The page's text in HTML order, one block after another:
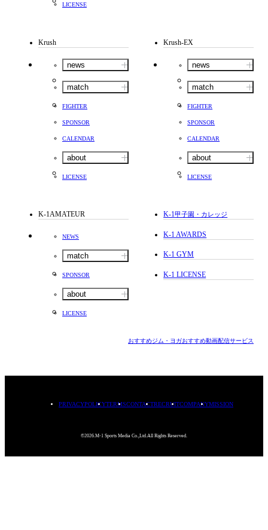
LICENSE
Krush
news
match
FIGHTER
SPONSOR
CALENDAR
about
LICENSE
Krush-EX
news
match
FIGHTER
SPONSOR
CALENDAR
about
LICENSE
K-1AMATEUR
NEWS
match
SPONSOR
about
LICENSE
K-1甲子園・カレッジ
K-1 AWARDS
K-1 GYM
K-1 LICENSE
おすすめジム・ヨガおすすめ動画配信サービス
PRIVACYPOLICYTERMSCONTACTRECRUITCOMPANYMISSION
©2026.M-1 Sports Media Co.,Ltd.All Rights Reserved.